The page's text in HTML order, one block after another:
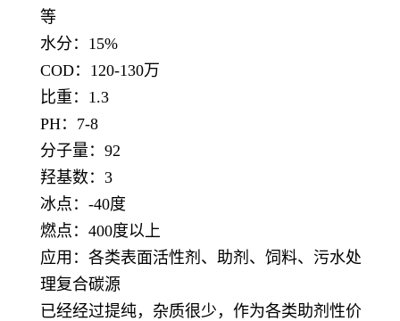
等
水分：15%
COD：120-130万
比重：1.3
PH：7-8
分子量：92
羟基数：3
冰点：-40度
燃点：400度以上
应用：各类表面活性剂、助剂、饲料、污水处
理复合碳源
已经经过提纯，杂质很少，作为各类助剂性价